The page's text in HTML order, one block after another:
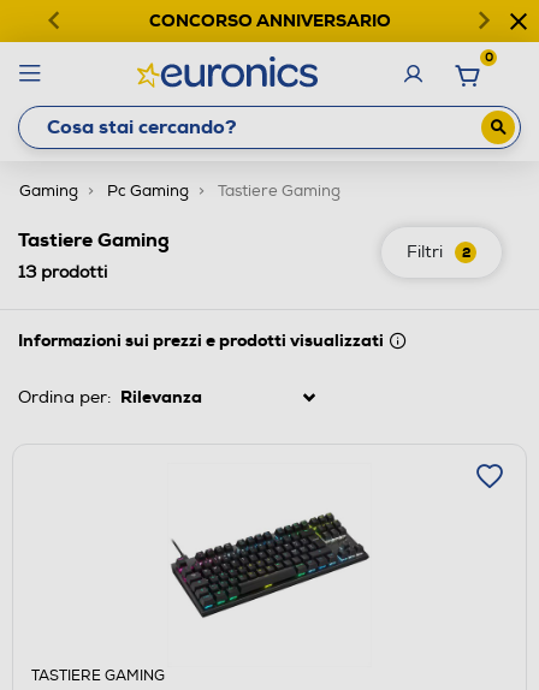
CONCORSO ANNIVERSARIO
0
Gaming Pc Gaming Tastiere Gaming
Filtri 2
Tastiere Gaming
13prodotti
Informazioni sui prezzi e prodotti visualizzati
Ordina per:
TASTIERE GAMING